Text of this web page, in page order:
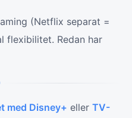
(Netflix separat =
flexibilitet. Redan har
med Disney+ eller TV-